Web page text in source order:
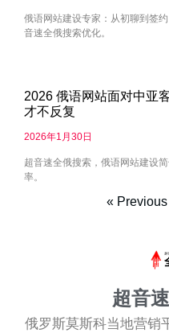
俄语网站建设专家：从初聊到签
音速全俄搜索优化。
2026 俄语网站面对中亚
才不反复
2026年1月30日
超音速全俄搜索，俄语网站建设
率。
« Previous
超音
俄罗斯莫斯科当地营销